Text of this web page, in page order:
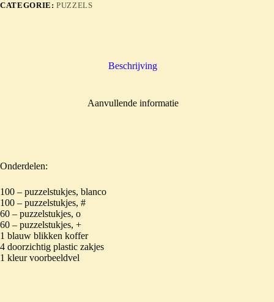
CATEGORIE:PUZZELS
Beschrijving
Aanvullende informatie
Onderdelen:
100 – puzzelstukjes, blanco
100 – puzzelstukjes, #
60 – puzzelstukjes, o
60 – puzzelstukjes, +
1 blauw blikken koffer
4 doorzichtig plastic zakjes
1 kleur voorbeeldvel